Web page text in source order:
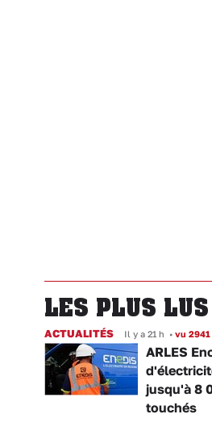
LES PLUS LUS
ACTUALITÉS Il y a 21 h • vu
ARLES
jusqu'à 8
touchés